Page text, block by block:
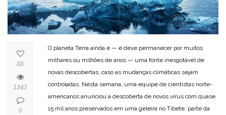
O planeta Terra ainda é — e deve permanecer por muitos
milhares ou milhões de anos — uma fonte inesgotável de
novas descobertas, caso as mudanças climáticas sejam
controladas. Nesta semana, uma equipe de cientistas norte-
americanos anunciou a descoberta de novos vírus com quase
15 mil anos preservados em uma geleira no Tibete, parte da
88
1345
0